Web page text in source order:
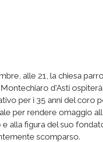
alle 21, la chiesa
d'Asti
per i 35 anni del coro
per rendere omaggio
alla figura del suo
scomparso.